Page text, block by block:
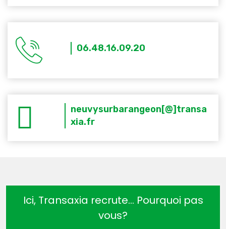
06.48.16.09.20
neuvysurbarangeon[@]transa
xia.fr
Ici, Transaxia recrute… Pourquoi pas
vous?